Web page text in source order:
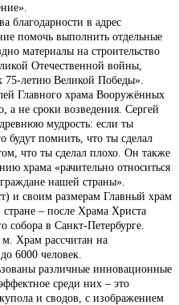
благодарности в адрес
помочь выполнить отдельные
материалы на строительство
Отечественной войны,
летию Великой Победы».
Главного храма Вооружённых
а не сроки возведения. Сергей
мудрость: если ты
будут помнить, что ты сделал
что ты сделал плохо. Он также
храма «рачительно относиться
нашей страны».
и своим размерам Главный храм
– после Храма Христа
собора в Санкт-Петербурге.
Храм рассчитан на
6000 человек.
различные инновационные
среди них – это
и сводов, с изображением